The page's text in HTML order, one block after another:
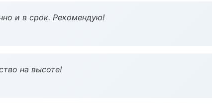
и в срок. Рекомендую!
на высоте!